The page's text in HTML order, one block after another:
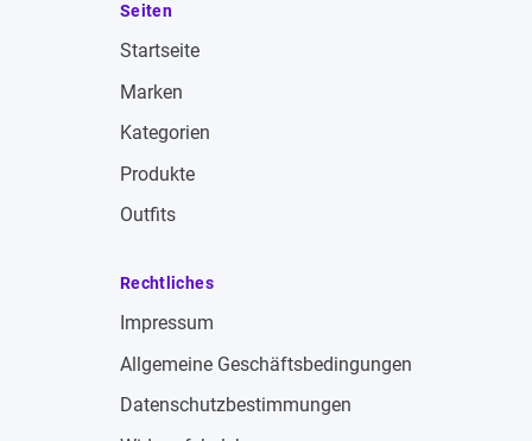
Seiten
Startseite
Marken
Kategorien
Produkte
Outfits
Rechtliches
Impressum
Allgemeine Geschäftsbedingungen
Datenschutzbestimmungen